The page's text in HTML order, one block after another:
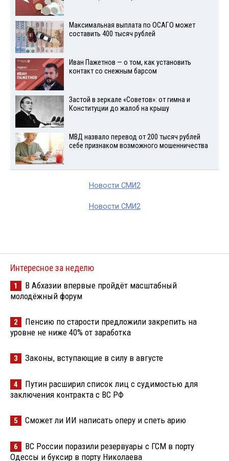
Максимальная выплата по ОСАГО может
составить 400 тысяч рублей
Иван Пажетнов — о том, как установить
контакт со снежным барсом
Застой в зеркале «Советов»: от гимна и
Конституции до жалоб на крышу
МВД назвало перевод от 200 тысяч рублей
себе признаком возможного мошенничества
Новости СМИ2
Новости СМИ2
Интересное за неделю
1
В Абхазии впервые пройдёт масштабный
молодёжный форум
2
Пенсию по старости предложили закрепить на
уровне не ниже 40% от заработка
3 Законы, вступающие в силу в августе
4
Путин расширил список лиц с судимостью для
заключения контракта с ВС РФ
5 Сможет ли ИИ написать оперу и спеть арию
6
ВС России поразили резервуары с ГСМ в порту
Одессы и буксир в порту Николаева